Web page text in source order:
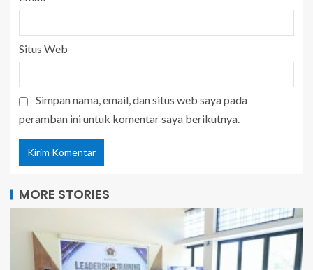
Situs Web
Simpan nama, email, dan situs web saya pada
peramban ini untuk komentar saya berikutnya.
MORE STORIES